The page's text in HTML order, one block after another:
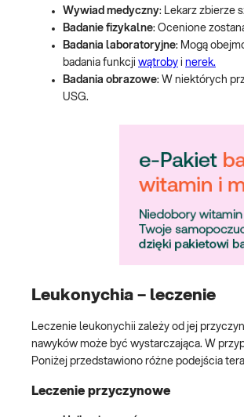
Wywiad medyczny: Lekarz zbierze
Badanie fizykalne: Ocenione
Badania laboratoryjne: Mogą
badania funkcji wątroby i nerek.
Badania obrazowe: W niektórych
USG.
Leukonychia – leczenie
Leczenie leukonychii zależy od jej
nawyków może być wystarczająca. W
Poniżej przedstawiono różne podejścia
Leczenie przyczynowe